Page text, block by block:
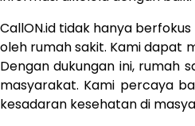
CallON.id tidak hanya
oleh rumah sakit. Kami dapat
Dengan dukungan ini, rumah
masyarakat. Kami percaya
kesadaran kesehatan di